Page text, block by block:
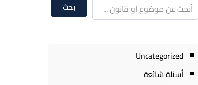
بحث
Uncategorized
أسئلة شائعة